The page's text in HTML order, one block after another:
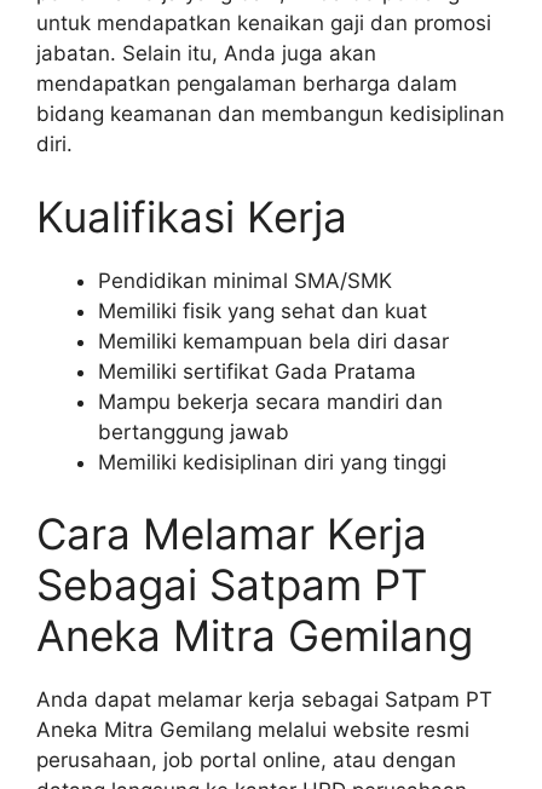
untuk mendapatkan kenaikan gaji dan promosi
jabatan. Selain itu, Anda juga akan
mendapatkan pengalaman berharga dalam
bidang keamanan dan membangun kedisiplinan
diri.
Kualifikasi Kerja
Pendidikan minimal SMA/SMK
Memiliki fisik yang sehat dan kuat
Memiliki kemampuan bela diri dasar
Memiliki sertifikat Gada Pratama
Mampu bekerja secara mandiri dan
bertanggung jawab
Memiliki kedisiplinan diri yang tinggi
Cara Melamar Kerja
Sebagai Satpam PT
Aneka Mitra Gemilang
Anda dapat melamar kerja sebagai Satpam PT
Aneka Mitra Gemilang melalui website resmi
perusahaan, job portal online, atau dengan